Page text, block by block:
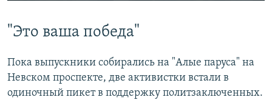
720p 1080p
720p
1080p
"Это ваша победа"
Пока выпускники собирались на "Алые паруса" на
Невском проспекте, две активистки встали в
одиночный пикет в поддержку политзаключенных.